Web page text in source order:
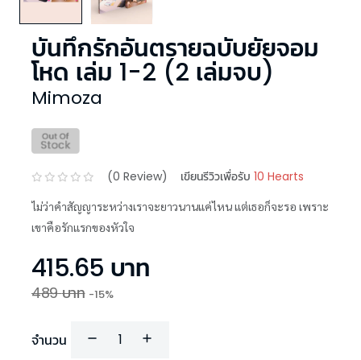
บันทึกรักอันตรายฉบับยัยจอม
โหด เล่ม 1-2 (2 เล่มจบ)
Mimoza
(0 Review) เขียนรีวิวเพื่อรับ 10 Hearts
ไม่ว่าคำสัญญาระหว่างเราจะยาวนานแค่ไหน แต่เธอก็จะรอ เพราะ
เขาคือรักแรกของหัวใจ
415.65 บาท
489บาท -15%
จำนวน